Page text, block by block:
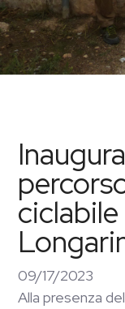
09/17/2023
Alla presenza